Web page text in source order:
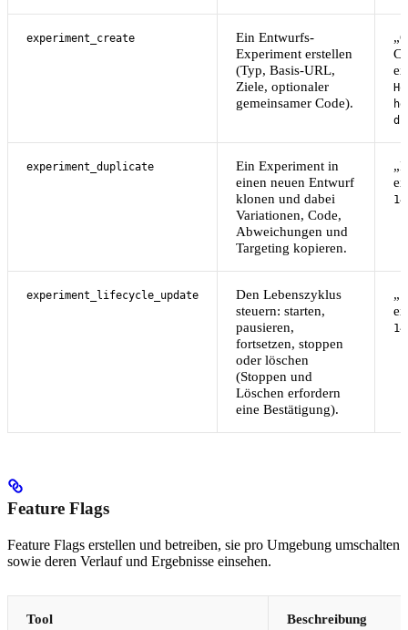
experiment_create
Ein Entwurfs-
Experiment erstellen
(Typ, Basis-URL,
Ziele, optionaler
gemeinsamer Code).
experiment_duplicate
Ein Experiment in
einen neuen Entwurf
klonen und dabei
Variationen, Code,
Abweichungen und
Targeting kopieren.
experiment_lifecycle_update
Den Lebenszyklus
steuern: starten,
pausieren,
fortsetzen, stoppen
oder löschen
(Stoppen und
Löschen erfordern
eine Bestätigung).
Feature Flags
Feature Flags erstellen und betreiben, sie pro Umgebung umschalten
sowie deren Verlauf und Ergebnisse einsehen.
Tool Beschreibung